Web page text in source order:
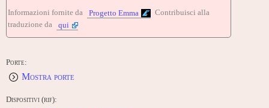
Informazioni fornite da Progetto Emma
Contribuisci alla
traduzione da
qui
Porte:
Mostra porte
Dispositivi (rif):